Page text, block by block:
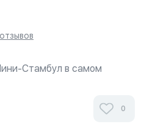
Стамбул в самом
дворик, передающий
всего мира. Халяльное
0